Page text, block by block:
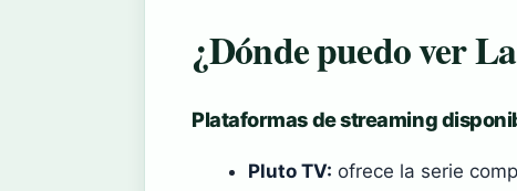
¿Dónde puedo ver
Plataformas de streaming
Pluto TV: ofrece la serie